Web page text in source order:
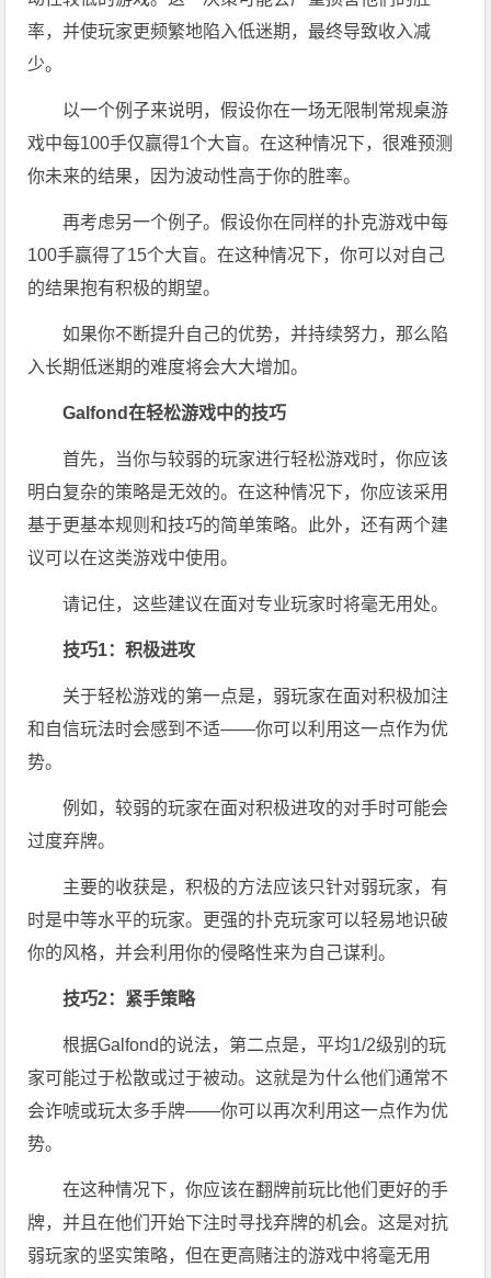
率，并使玩家更频繁地陷入低迷期，最终导致收入减
少。
以一个例子来说明，假设你在一场无限制常规桌游
戏中每100手仅赢得1个大盲。在这种情况下，很难预测
你未来的结果，因为波动性高于你的胜率。
再考虑另一个例子。假设你在同样的扑克游戏中每
100手赢得了15个大盲。在这种情况下，你可以对自己
的结果抱有积极的期望。
如果你不断提升自己的优势，并持续努力，那么陷
入长期低迷期的难度将会大大增加。
Galfond在轻松游戏中的技巧
首先，当你与较弱的玩家进行轻松游戏时，你应该
明白复杂的策略是无效的。在这种情况下，你应该采用
基于更基本规则和技巧的简单策略。此外，还有两个建
议可以在这类游戏中使用。
请记住，这些建议在面对专业玩家时将毫无用处。
技巧1：积极进攻
关于轻松游戏的第一点是，弱玩家在面对积极加注
和自信玩法时会感到不适——你可以利用这一点作为优
势。
例如，较弱的玩家在面对积极进攻的对手时可能会
过度弃牌。
主要的收获是，积极的方法应该只针对弱玩家，有
时是中等水平的玩家。更强的扑克玩家可以轻易地识破
你的风格，并会利用你的侵略性来为自己谋利。
技巧2：紧手策略
根据Galfond的说法，第二点是，平均1/2级别的玩
家可能过于松散或过于被动。这就是为什么他们通常不
会诈唬或玩太多手牌——你可以再次利用这一点作为优
势。
在这种情况下，你应该在翻牌前玩比他们更好的手
牌，并且在他们开始下注时寻找弃牌的机会。这是对抗
弱玩家的坚实策略，但在更高赌注的游戏中将毫无用